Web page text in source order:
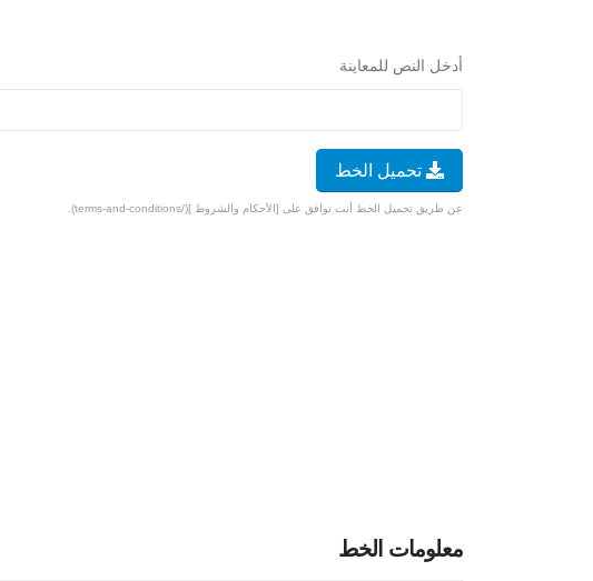
أدخل النص للمعاينة
تحميل الخط
عن طريق تحميل الخط أنت توافق على [الأحكام والشروط ](/terms-and-conditions).
معلومات الخط